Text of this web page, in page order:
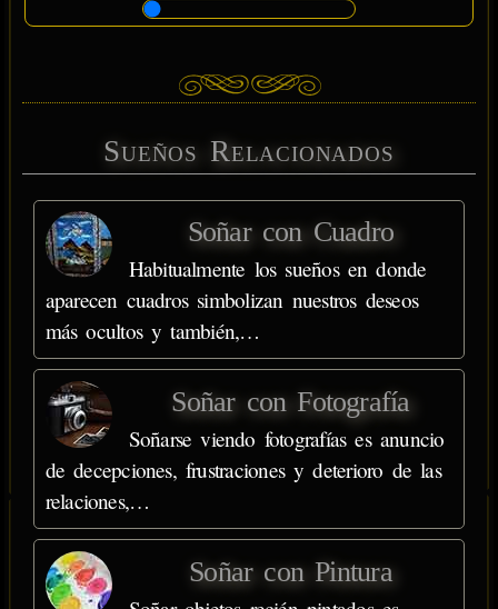
Sueños Relacionados
Soñar con Cuadro
Habitualmente los sueños en donde
aparecen cuadros simbolizan nuestros deseos
más ocultos y también,…
Soñar con Fotografía
Soñarse viendo fotografías es anuncio
de decepciones, frustraciones y deterioro de las
relaciones,…
Soñar con Pintura